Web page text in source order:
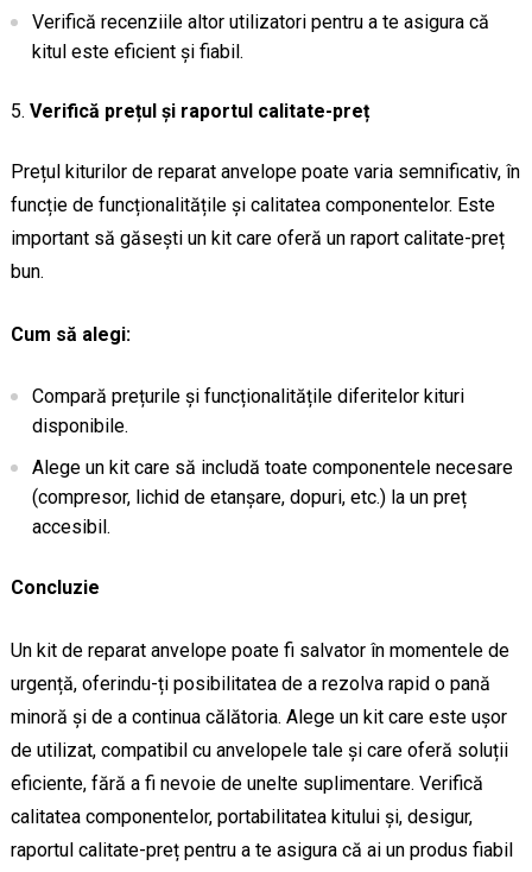
Verifică recenziile altor utilizatori pentru a te asigura că
kitul este eficient și fiabil.
Verifică prețul și raportul calitate-preț
Prețul kiturilor de reparat anvelope poate varia semnificativ, în
funcție de funcționalitățile și calitatea componentelor. Este
important să găsești un kit care oferă un raport calitate-preț
bun.
Cum să alegi:
Compară prețurile și funcționalitățile diferitelor kituri
disponibile.
Alege un kit care să includă toate componentele necesare
(compresor, lichid de etanșare, dopuri, etc.) la un preț
accesibil.
Concluzie
Un kit de reparat anvelope poate fi salvator în momentele de
urgență, oferindu-ți posibilitatea de a rezolva rapid o pană
minoră și de a continua călătoria. Alege un kit care este ușor
de utilizat, compatibil cu anvelopele tale și care oferă soluții
eficiente, fără a fi nevoie de unelte suplimentare. Verifică
calitatea componentelor, portabilitatea kitului și, desigur,
raportul calitate-preț pentru a te asigura că ai un produs fiabil